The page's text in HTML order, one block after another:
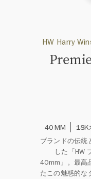
HW Harry
40 MM
18K
ブランドの伝統
した「HW
40mm」。最高
たこの魅惑的な